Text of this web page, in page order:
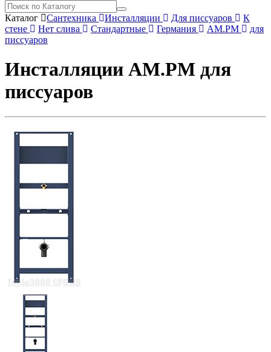
Каталог Сантехника Инсталляции Для писсуаров
К
стене
Нет слива Стандартные Германия AM.PM
для
писсуаров
Инсталляции AM.PM для
писсуаров